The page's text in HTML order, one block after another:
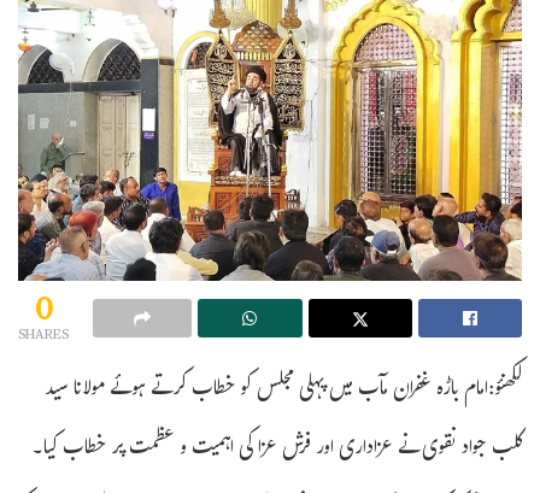
0
SHARES
لکھنؤ:امام باڑہ غفران مآب میں پہلی مجلس کو خطاب کرتے ہوئے مولانا سید
کلب جواد نقوی نے عزاداری اور فرش عزا کی اہمیت و عظمت پر خطاب کیا۔